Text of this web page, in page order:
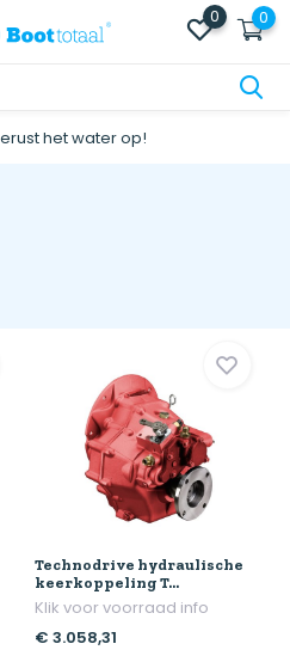
0 0
snel & eenvoudig!
Technodrive hydraulische
keerkoppeling T...
Klik voor voorraad info
€ 3.058,31